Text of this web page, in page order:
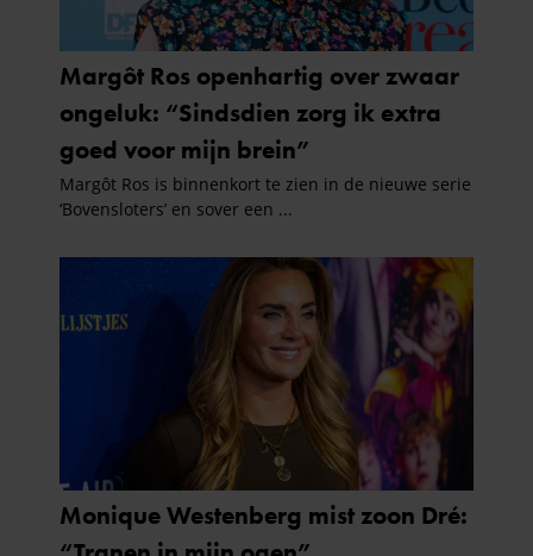
partners kunnen deze gegevens combineren met andere
informatie die u aan ze heeft verstrekt of die ze hebben
verzameld op basis van uw gebruik van hun services. U
gaat akkoord met onze cookies als u onze website blijft
gebruiken.